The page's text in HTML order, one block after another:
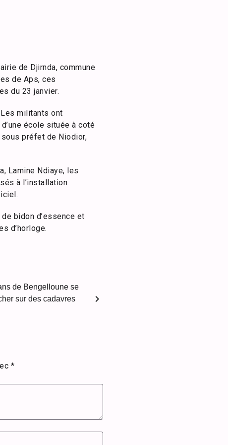
de Djirnda, commune
de Aps, ces
du 23 janvier.
Les militants ont
école située à coté
préfet de Niodior,
Lamine Ndiaye, les
à l’installation
bidon d’essence et
d’horloge.
de Bengelloune se
sur des cadavres
chevron_right
*